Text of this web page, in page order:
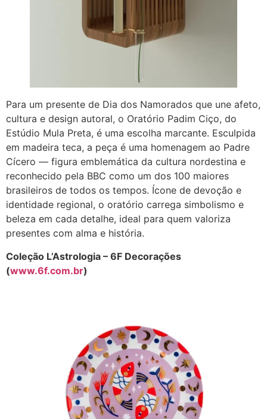
Para um presente de Dia dos Namorados que une afeto,
cultura e design autoral, o Oratório Padim Ciço, do
Estúdio Mula Preta, é uma escolha marcante. Esculpida
em madeira teca, a peça é uma homenagem ao Padre
Cícero — figura emblemática da cultura nordestina e
reconhecido pela BBC como um dos 100 maiores
brasileiros de todos os tempos. Ícone de devoção e
identidade regional, o oratório carrega simbolismo e
beleza em cada detalhe, ideal para quem valoriza
presentes com alma e história.
Coleção L’Astrologia – 6F Decorações
(www.6f.com.br)